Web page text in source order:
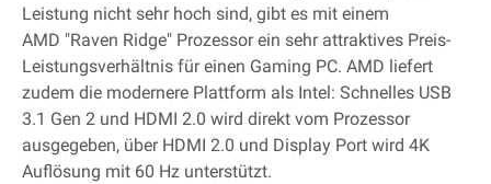
Leistung nicht sehr hoch sind, gibt es mit einem
AMD "Raven Ridge" Prozessor ein sehr attraktives Preis-
Leistungsverhältnis für einen Gaming PC. AMD liefert
zudem die modernere Plattform als Intel: Schnelles USB
3.1 Gen 2 und HDMI 2.0 wird direkt vom Prozessor
ausgegeben, über HDMI 2.0 und Display Port wird 4K
Auflösung mit 60 Hz unterstützt.